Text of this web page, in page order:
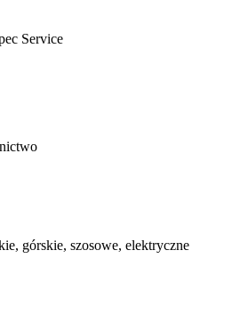
górskie, szosowe, elektryczne